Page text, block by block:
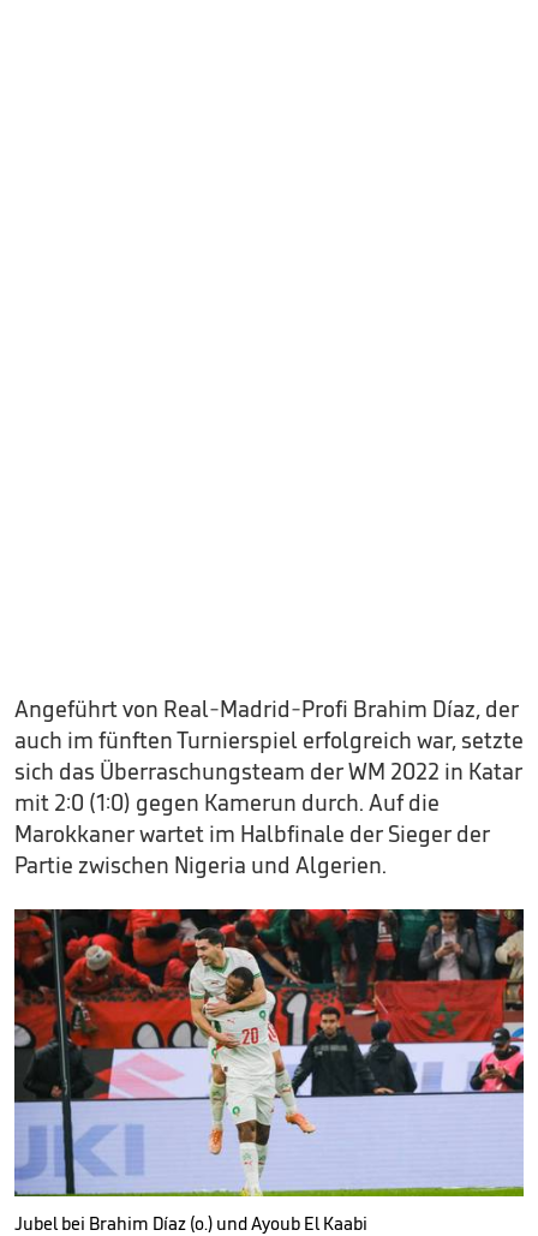
Angeführt von Real-Madrid-Profi Brahim Díaz, der
auch im fünften Turnierspiel erfolgreich war, setzte
sich das Überraschungsteam der WM 2022 in Katar
mit 2:0 (1:0) gegen Kamerun durch. Auf die
Marokkaner wartet im Halbfinale der Sieger der
Partie zwischen Nigeria und Algerien.
Jubel bei Brahim Díaz (o.) und Ayoub El Kaabi